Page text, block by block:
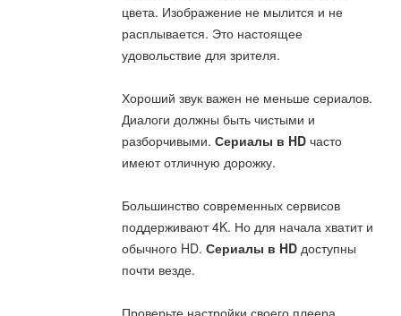
цвета. Изображение не мылится и не
расплывается. Это настоящее
удовольствие для зрителя.
Хороший звук важен не меньше сериалов.
Диалоги должны быть чистыми и
разборчивыми. Сериалы в HD часто
имеют отличную дорожку.
Большинство современных сервисов
поддерживают 4K. Но для начала хватит и
обычного HD. Сериалы в HD доступны
почти везде.
Проверьте настройки своего плеера.